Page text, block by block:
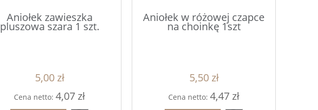
Aniołek zawieszka
pluszowa szara 1 szt.
5,00 zł
Cena netto: 4,07 zł
Aniołek w różowej czapce
na choinkę 1szt
5,50 zł
Cena netto: 4,47 zł